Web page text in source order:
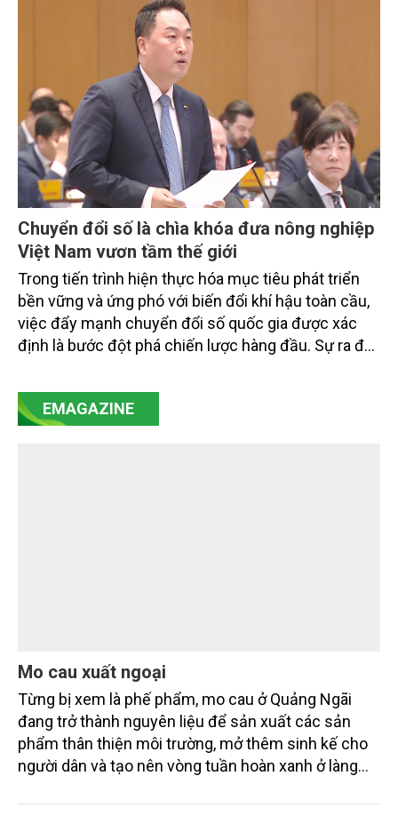
doanh nghiệp, hợp tác xã và nông dân đang trực
tiếp triển khai mô hình sản xuất lúa phát thải thấp.
Chuyển đổi số là chìa khóa đưa nông nghiệp
Việt Nam vươn tầm thế giới
Trong tiến trình hiện thực hóa mục tiêu phát triển
bền vững và ứng phó với biến đổi khí hậu toàn cầu,
việc đẩy mạnh chuyển đổi số quốc gia được xác
định là bước đột phá chiến lược hàng đầu. Sự ra đời
mạnh mẽ, thúc đẩy quá trình cải cách toàn diện,
minh bạch hóa chuỗi cung ứng và nâng cao hiệu
EMAGAZINE